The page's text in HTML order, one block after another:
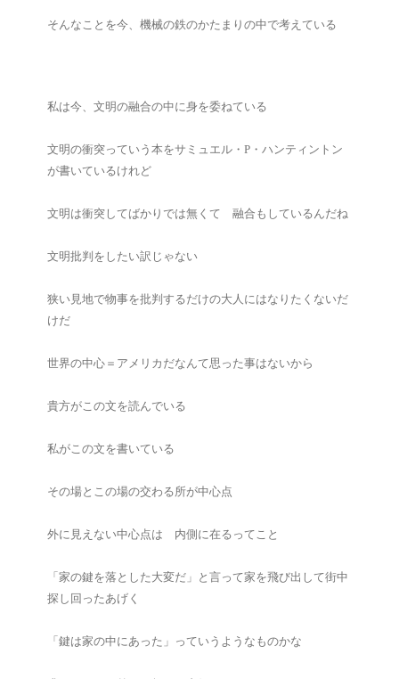
そんなことを今、機械の鉄のかたまりの中で考えている
私は今、文明の融合の中に身を委ねている
文明の衝突っていう本をサミュエル・P・ハンティントン
が書いているけれど
文明は衝突してばかりでは無くて 融合もしているんだね
文明批判をしたい訳じゃない
狭い見地で物事を批判するだけの大人にはなりたくないだ
けだ
世界の中心＝アメリカだなんて思った事はないから
貴方がこの文を読んでいる
私がこの文を書いている
その場とこの場の交わる所が中心点
外に見えない中心点は 内側に在るってこと
「家の鍵を落とした大変だ」と言って家を飛び出して街中
探し回ったあげく
「鍵は家の中にあった」っていうようなものかな